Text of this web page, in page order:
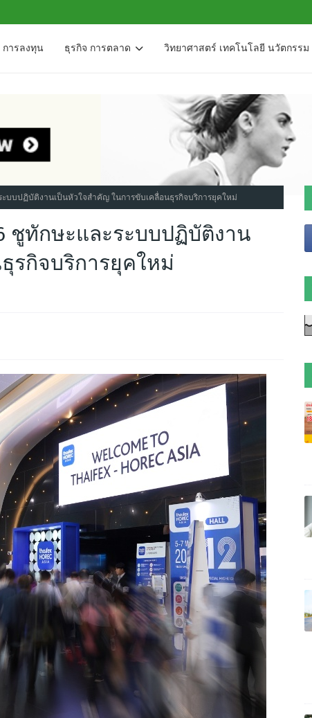
การลงทุน ธุรกิจ การตลาด วิทยาศาสตร์ เทคโนโลยี นวัตกรรม
ะระบบปฏิบัติงานเป็นหัวใจสำคัญ ในการขับเคลื่อนธุรกิจบริการยุคใหม่
ชูทักษะและระบบปฏิบัติงาน
รกิจบริการยุคใหม่